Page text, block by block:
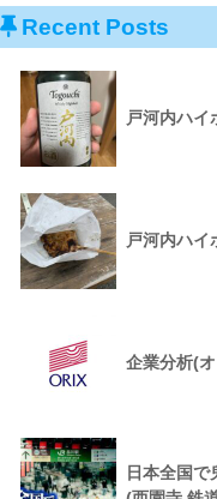
Recent Posts
戸河内ハ
戸河内ハイ
企業分析(
日本全国